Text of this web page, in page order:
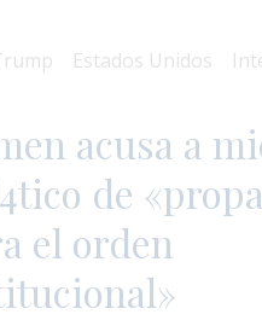
Estados Unidos
acusa a
de
el orden